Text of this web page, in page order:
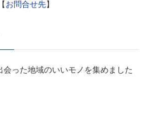
お問合せ先】
会った地域のいいモノを集めました